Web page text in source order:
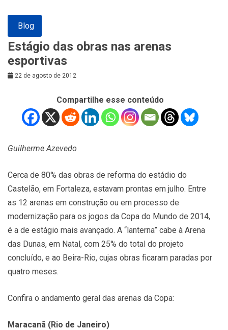
Blog
Estágio das obras nas arenas
esportivas
22 de agosto de 2012
Compartilhe esse conteúdo
Guilherme Azevedo
Cerca de 80% das obras de reforma do estádio do
Castelão, em Fortaleza, estavam prontas em julho. Entre
as 12 arenas em construção ou em processo de
modernização para os jogos da Copa do Mundo de 2014,
é a de estágio mais avançado. A “lanterna” cabe à Arena
das Dunas, em Natal, com 25% do total do projeto
concluído, e ao Beira-Rio, cujas obras ficaram paradas por
quatro meses.
Confira o andamento geral das arenas da Copa:
Maracanã (Rio de Janeiro)